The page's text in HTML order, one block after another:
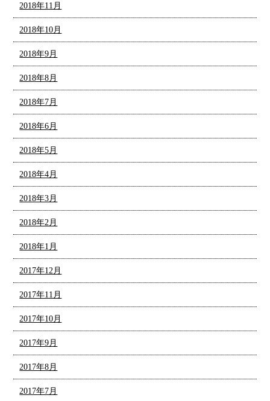
2018年11月
2018年10月
2018年9月
2018年8月
2018年7月
2018年6月
2018年5月
2018年4月
2018年3月
2018年2月
2018年1月
2017年12月
2017年11月
2017年10月
2017年9月
2017年8月
2017年7月